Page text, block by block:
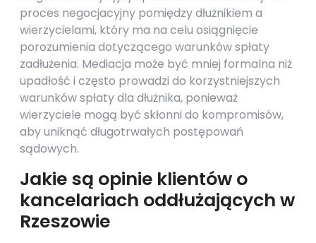
proces negocjacyjny pomiędzy dłużnikiem a
wierzycielami, który ma na celu osiągnięcie
porozumienia dotyczącego warunków spłaty
zadłużenia. Mediacja może być mniej formalna niż
upadłość i często prowadzi do korzystniejszych
warunków spłaty dla dłużnika, ponieważ
wierzyciele mogą być skłonni do kompromisów,
aby uniknąć długotrwałych postępowań
sądowych.
Jakie są opinie klientów o
kancelariach oddłużających w
Rzeszowie